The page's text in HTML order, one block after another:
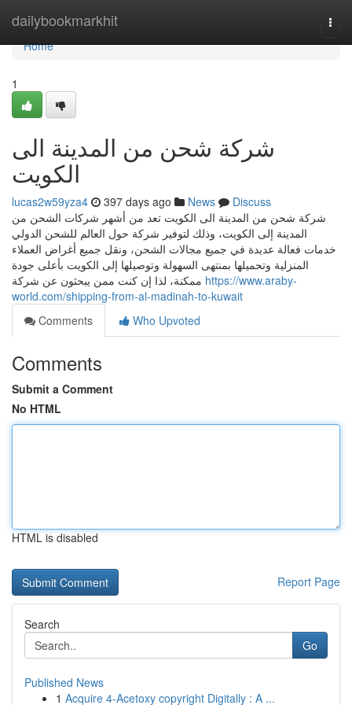
dailybookmarkhit
Home
Home
1
شركة شحن من المدينة الى
الكويت
lucas2w59yza4 397 days ago News
Discuss
شركة شحن من المدينة الى الكويت تعد من أشهر شركات الشحن من
المدينة إلى الكويت، وذلك لتوفير شركة حول العالم للشحن الدولي
خدمات فعالة عديدة في جميع مجالات الشحن، ونقل جميع أغراض العملاء
المنزلية وتحميلها بمنتهى السهولة وتوصيلها إلى الكويت بأعلى جودة
https://www.araby-
world.com/shipping-from-al-madinah-to-kuwait
Comments
Who Upvoted
Comments
Submit a Comment
No HTML
HTML is disabled
Report Page
Search
Go
Published News
1 Acquire 4-Acetoxy copyright Digitally : A ...